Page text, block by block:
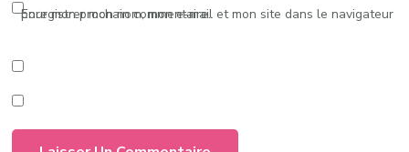
Enregistrer mon nom, mon e-mail et mon site dans le navigateur pour mon prochain commentaire.